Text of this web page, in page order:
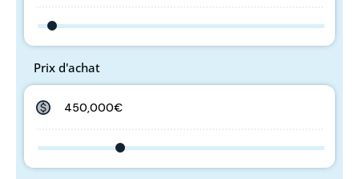
Prix d'achat